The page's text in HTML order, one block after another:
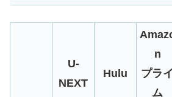
U-
NEXT
Hulu
n
プライ
ム